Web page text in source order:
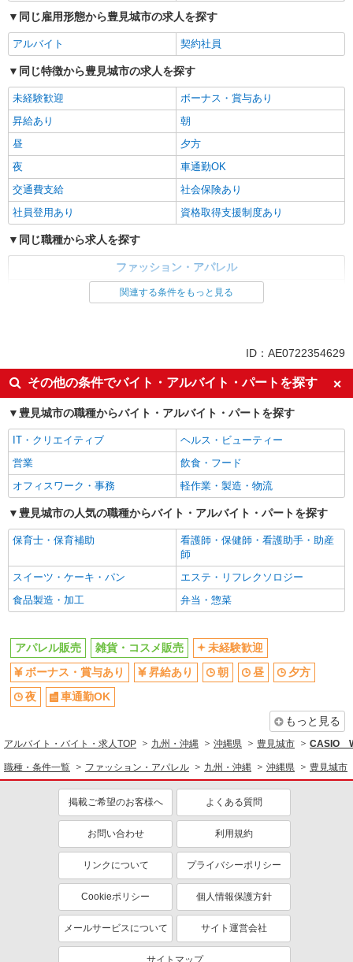
アパレル販売スタッフ（フルタイム勤務）
アルバイト・パート： 時給1,330円〜 ※試用
期間約3ヵ月は1,280円 ※経験・能力により優遇し
ます。沖縄県豊見城市豊崎1-188 沖縄アウトレット
モールあしびなー 1F
詳細を見る
同じ雇用形態から豊見城市の求人を探す
アルバイト 契約社員
同じ特徴から豊見城市の求人を探す
未経験歓迎
ボーナス・賞与あり
昇給あり
朝
昼
夕方
夜
車通勤OK
交通費支給
社会保険あり
社員登用あり
資格取得支援制度あり
同じ職種から求人を探す
ファッション・アパレル
雑貨・コスメ販売
車通勤OK
交通費支給
社会保険あり
社員登用あり
関連する条件をもっと見る
ID：AE0722354629
その他の条件でバイト・アルバイト・パートを探す
豊見城市の職種からバイト・アルバイト・パートを探す
IT・クリエイティブ
ヘルス・ビューティー
営業
飲食・フード
オフィスワーク・事務
軽作業・製造・物流
豊見城市の人気の職種からバイト・アルバイト・パートを探す
保育士・保育補助
看護師・保健師・看護助手・助産
師
スイーツ・ケーキ・パン
エステ・リフレクソロジー
食品製造・加工
弁当・惣菜
アパレル販売 雑貨・コスメ販売
未経験歓迎
ボーナス・賞与あり
昇給あり 朝 昼
夕方
夜
車通勤OK
もっと見る
アルバイト・バイト・求人TOP 九州・沖縄 沖縄県 豊見城市 CASIO
職種・条件一覧 ファッション・アパレル 九州・沖縄 沖縄県 豊見城市
掲載ご希望のお客様へ よくある質問
お問い合わせ 利用規約
リンクについて プライバシーポリシー
Cookieポリシー 個人情報保護方針
メールサービスについて サイト運営会社
サイトマップ